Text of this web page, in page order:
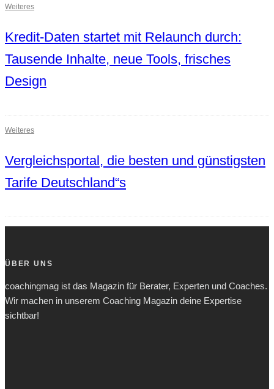
Weiteres
Kredit-Daten startet mit Relaunch durch:
Tausende Inhalte, neue Tools, frisches
Design
Weiteres
Vergleichsportal, die besten und günstigsten
Tarife Deutschland“s
ÜBER UNS
coachingmag ist das Magazin für Berater, Experten und Coaches.
Wir machen in unserem Coaching Magazin deine Expertise
sichtbar!